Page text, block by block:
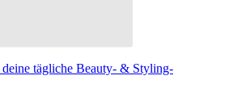
tägliche Beauty- & Styling-